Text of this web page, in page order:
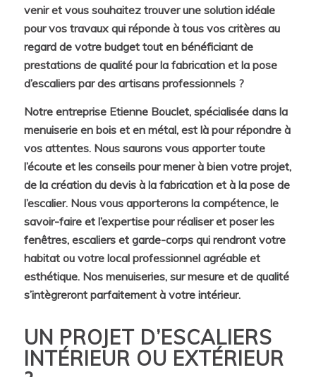
venir et vous souhaitez trouver une solution idéale
pour vos travaux qui réponde à tous vos critères au
regard de votre budget tout en bénéficiant de
prestations de qualité pour la fabrication et la pose
d’escaliers par des artisans professionnels ?
Notre entreprise Etienne Bouclet, spécialisée dans la
menuiserie en bois et en métal, est là pour répondre à
vos attentes. Nous saurons vous apporter toute
l’écoute et les conseils pour mener à bien votre projet,
de la création du devis à la fabrication et à la pose de
l’escalier. Nous vous apporterons la compétence, le
savoir-faire et l’expertise pour réaliser et poser les
fenêtres, escaliers et garde-corps qui rendront votre
habitat ou votre local professionnel agréable et
esthétique. Nos menuiseries, sur mesure et de qualité
s’intègreront parfaitement à votre intérieur.
UN PROJET D’ESCALIERS
INTÉRIEUR OU EXTÉRIEUR